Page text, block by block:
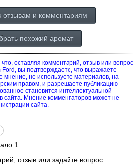
отзывам и комментариям
похожий аромат
оставляя комментарий, отзыв или вопрос
Ford, вы подтверждаете, что выражаете
мнение, не используете материалов, на
правом, и разрешаете публикацию
становится интеллектуальной
сайта. Мнение комментаторов может не
сайта.
1
отзыв или задайте вопрос: